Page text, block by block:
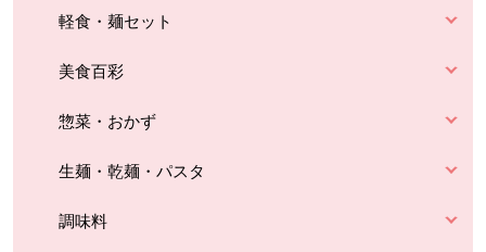
軽食・麺セット
美食百彩
惣菜・おかず
生麺・乾麺・パスタ
調味料